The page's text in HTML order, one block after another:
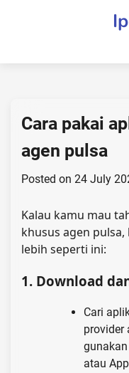
Cara pakai
agen pulsa
Posted on 24 July
Kalau kamu mau
khusus agen
lebih seperti ini:
1. Download
Cari
provider
atau